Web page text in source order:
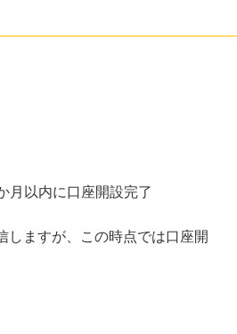
月以内に口座開設完了
ますが、この時点では口座開